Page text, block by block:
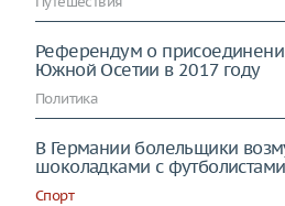
Референдум о
Южной Осетии в 2017 году
Политика
В Германии болельщики
шоколадками с
Спорт